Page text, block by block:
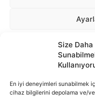
Size
En iyi deneyimleri sunabilmek
cihaz bilgilerini depolama ve/